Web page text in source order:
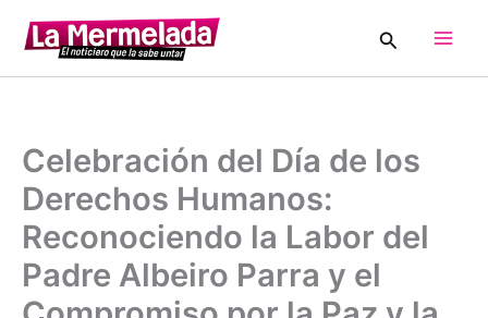
contenido
Buscar
Celebración del Día de los
Derechos Humanos:
Reconociendo la Labor del
Padre Albeiro Parra y el